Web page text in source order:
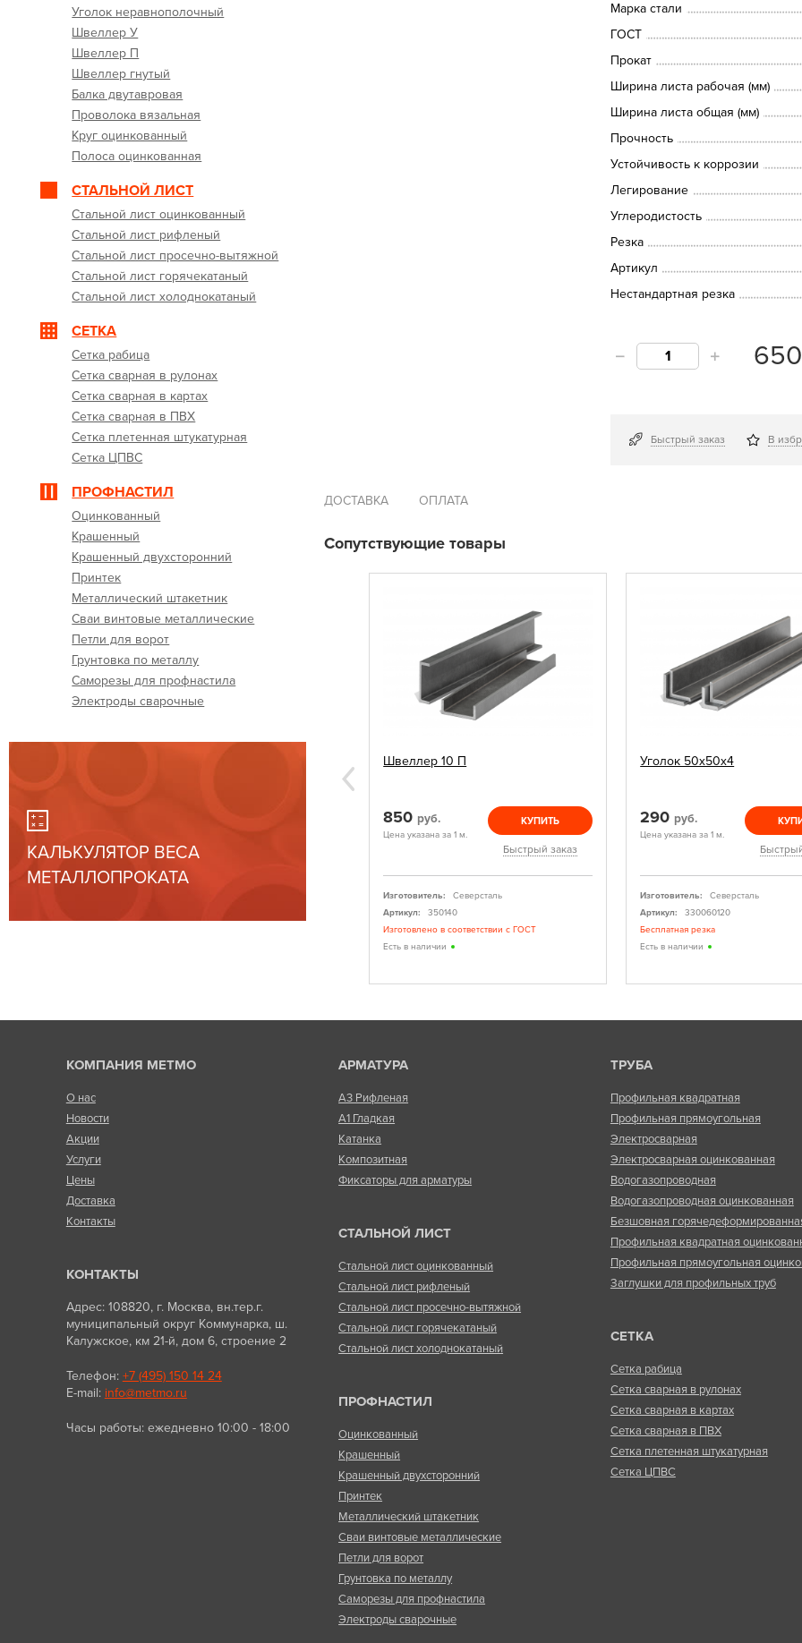
Уголок неравнополочный
Швеллер У
Швеллер П
Швеллер гнутый
Балка двутавровая
Проволока вязальная
Круг оцинкованный
Полоса оцинкованная
СТАЛЬНОЙ ЛИСТ
Стальной лист оцинкованный
Стальной лист рифленый
Стальной лист просечно-вытяжной
Стальной лист горячекатаный
Стальной лист холоднокатаный
СЕТКА
Сетка рабица
Сетка сварная в рулонах
Сетка сварная в картах
Сетка сварная в ПВХ
Сетка плетенная штукатурная
Сетка ЦПВС
ПРОФНАСТИЛ
Оцинкованный
Крашенный
Крашенный двухсторонний
Принтек
Металлический штакетник
Сваи винтовые металлические
Петли для ворот
Грунтовка по металлу
Саморезы для профнастила
Электроды сварочные
КАЛЬКУЛЯТОР ВЕСА
МЕТАЛЛОПРОКАТА
Марка стали
ГОСТ
Прокат
Ширина листа рабочая (мм)
Ширина листа общая (мм)
Прочность
Устойчивость к коррозии
Легирование
Углеродистость
Резка
Артикул
Нестандартная резка
650
Быстрый заказ В
ДОСТАВКА ОПЛАТА
Сопутствующие товары
КУПИТЬ
заказ
Швеллер 10 П
850 руб.
Цена указана за 1 м.
КУПИТЬ
Быстрый заказ
Изготовитель:
Северсталь
Артикул:
350140
Изготовлено в соответствии с ГОСТ
Есть в наличии
Уголок 50х50х4
290 руб.
Цена указана за 1 м.
Изготовитель:
Северсталь
Артикул:
330060120
Бесплатная резка
Есть в наличии
КОМПАНИЯ МЕТМО
О нас
Новости
Акции
Услуги
Цены
Доставка
Контакты
КОНТАКТЫ
Адрес: 108820, г. Москва, вн.тер.г.
муниципальный округ Коммунарка, ш.
Калужское, км 21-й, дом 6, строение 2
Телефон: +7 (495) 150 14 24
E-mail: info@metmo.ru
Часы работы: ежедневно 10:00 - 18:00
АРМАТУРА
А3 Рифленая
А1 Гладкая
Катанка
Композитная
Фиксаторы для арматуры
СТАЛЬНОЙ ЛИСТ
Стальной лист оцинкованный
Стальной лист рифленый
Стальной лист просечно-вытяжной
Стальной лист горячекатаный
Стальной лист холоднокатаный
ПРОФНАСТИЛ
Оцинкованный
Крашенный
Крашенный двухсторонний
Принтек
Металлический штакетник
Сваи винтовые металлические
Петли для ворот
Грунтовка по металлу
Саморезы для профнастила
Электроды сварочные
ТРУБА
Профильная квадратная
Профильная прямоугольная
Электросварная
Электросварная оцинкованная
Водогазопроводная
Водогазопроводная оцинкованная
Безшовная
Профильная квадратная
Профильная прямоугольная
Заглушки для профильных труб
СЕТКА
Сетка рабица
Сетка сварная в рулонах
Сетка сварная в картах
Сетка сварная в ПВХ
Сетка плетенная штукатурная
Сетка ЦПВС